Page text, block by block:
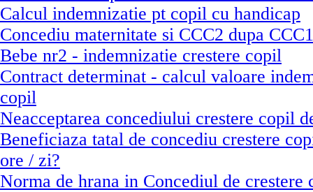
Calcul indemnizatie pt copil cu handicap
Concediu maternitate si CCC2 dupa CCC1
Bebe nr2 - indemnizatie crestere copil
Contract determinat - calcul valoare
copil
Neacceptarea concediului crestere copil
Beneficiaza tatal de concediu crestere
ore / zi?
Norma de hrana in Concediul de crestere